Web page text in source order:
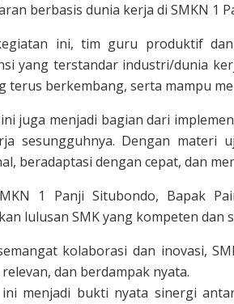
berbasis dunia kerja di SMKN 1
ini, tim guru produktif
yang terstandar industri/dunia
terus berkembang, serta mampu
juga menjadi bagian dari
sesungguhnya. Dengan materi
beradaptasi dengan cepat, dan
1 Panji Situbondo, Bapak
lulusan SMK yang kompeten dan
kolaborasi dan inovasi,
dan berdampak nyata.
menjadi bukti nyata sinergi